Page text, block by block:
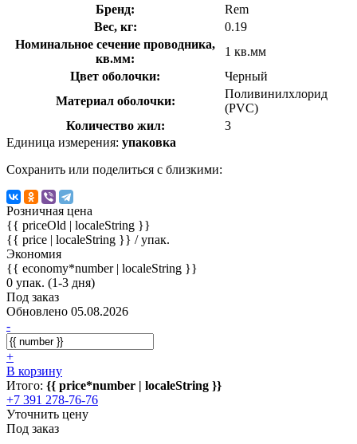
Бренд:
Rem
Вес, кг:
0.19
Номинальное сечение проводника,
кв.мм:
1 кв.мм
Цвет оболочки:
Черный
Материал оболочки:
Поливинилхлорид
(PVC)
Количество жил:
3
Единица измерения: упаковка
Сохранить или поделиться с близкими:
Розничная цена
{{ priceOld | localeString }}
{{ price | localeString }} / упак.
Экономия
{{ economy*number | localeString }}
0 упак. (1-3 дня)
Под заказ
Обновлено 05.08.2026
-
+
В корзину
Итого: {{ price*number | localeString }}
+7 391 278-76-76
Уточнить цену
Под заказ